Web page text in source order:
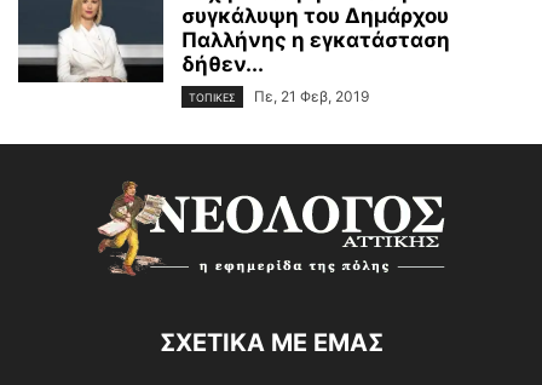
συγκάλυψη του Δημάρχου
Παλλήνης η εγκατάσταση
δήθεν...
ΤΟΠΙΚΕΣ Πε, 21 Φεβ, 2019
ΣΧΕΤΙΚΑ ΜΕ ΕΜΑΣ